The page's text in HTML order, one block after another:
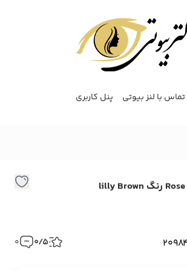
تماس با لنز بیوتی پنل کاربری
0/5
0